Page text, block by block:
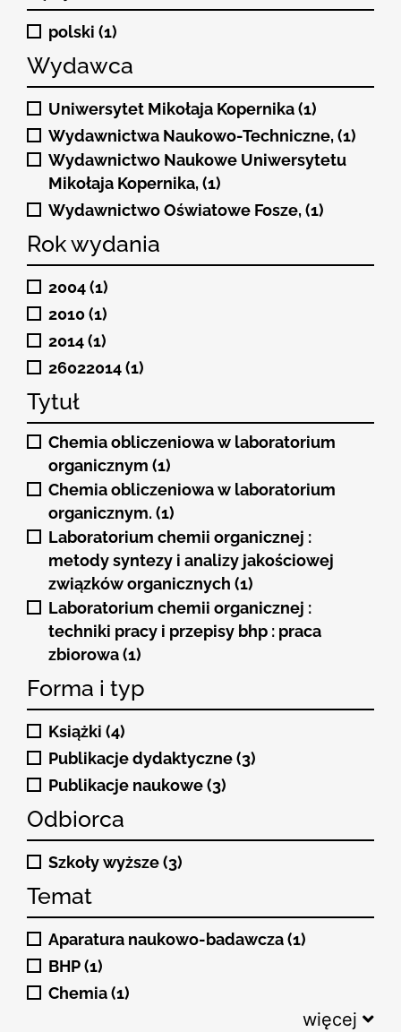
polski (1)
Wydawca
Uniwersytet Mikołaja Kopernika (1)
Wydawnictwa Naukowo-Techniczne, (1)
Wydawnictwo Naukowe Uniwersytetu
Mikołaja Kopernika, (1)
Wydawnictwo Oświatowe Fosze, (1)
Rok wydania
2004 (1)
2010 (1)
2014 (1)
26022014 (1)
Tytuł
Chemia obliczeniowa w laboratorium
organicznym (1)
Chemia obliczeniowa w laboratorium
organicznym. (1)
Laboratorium chemii organicznej :
metody syntezy i analizy jakościowej
związków organicznych (1)
Laboratorium chemii organicznej :
techniki pracy i przepisy bhp : praca
zbiorowa (1)
Forma i typ
Książki (4)
Publikacje dydaktyczne (3)
Publikacje naukowe (3)
Odbiorca
Szkoły wyższe (3)
Temat
Aparatura naukowo-badawcza (1)
BHP (1)
Chemia (1)
więcej